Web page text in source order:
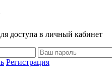
доступа в личный кабинет
Регистрация